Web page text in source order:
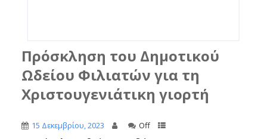
Πρόσκληση του Δημοτικού
Ωδείου Φιλιατών για τη
Χριστουγενιάτικη γιορτή
15 Δεκεμβρίου, 2023 Off